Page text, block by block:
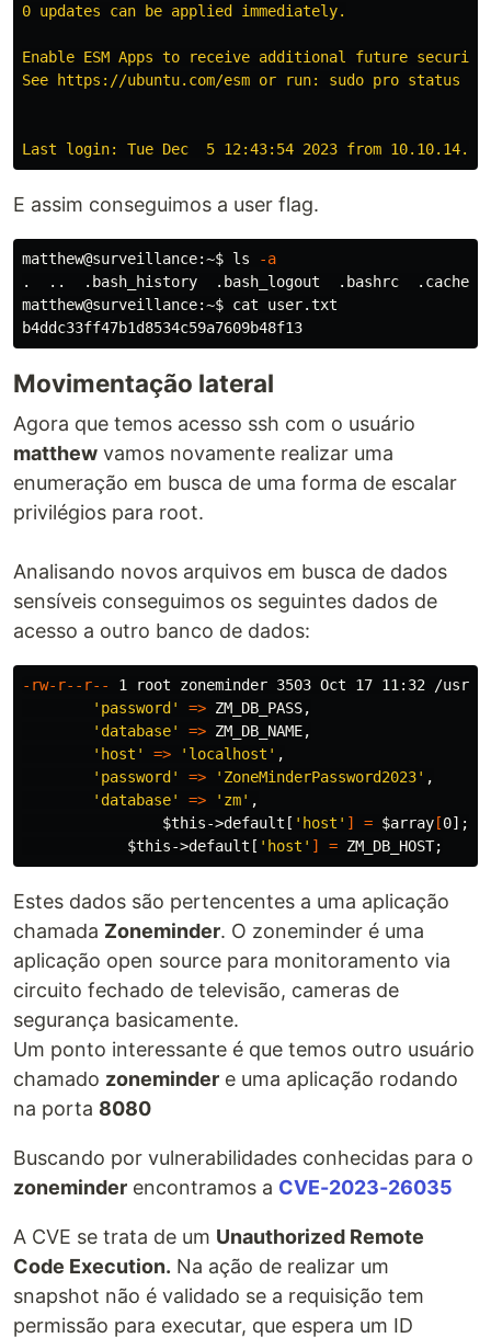
0 updates can be applied immediately.
Enable ESM Apps to receive additional future security
See https://ubuntu.com/esm or run: sudo pro status
E assim conseguimos a user flag.
matthew@surveillance:~$ ls
-a
.
..  .bash_history  .bash_logout  .bashrc  .cache
matthew@surveillance:~$ cat user.txt
Movimentação lateral
Agora que temos acesso ssh com o usuário
matthew vamos novamente realizar uma
enumeração em busca de uma forma de escalar
privilégios para root.
Analisando novos arquivos em busca de dados
sensíveis conseguimos os seguintes dados de
acesso a outro banco de dados:
-rw-r--r--
1 root zoneminder 3503 Oct 17 11:32 /usr/
'password'
=> ZM_DB_PASS,
'database'
=> ZM_DB_NAME,
'host'
=> 'localhost' ,
'password'
=> 'ZoneMinderPassword2023' ,
'database'
=> 'zm' ,
$this->default[ 'host' ] = $array [0] ;
$this->default[ 'host' ] = ZM_DB_HOST;
Estes dados são pertencentes a uma aplicação
chamada Zoneminder. O zoneminder é uma
aplicação open source para monitoramento via
circuito fechado de televisão, cameras de
segurança basicamente.
Um ponto interessante é que temos outro usuário
chamado zoneminder e uma aplicação rodando
na porta 8080
Buscando por vulnerabilidades conhecidas para o
zoneminder encontramos a CVE-2023-26035
A CVE se trata de um Unauthorized Remote
Code Execution. Na ação de realizar um
snapshot não é validado se a requisição tem
permissão para executar, que espera um ID